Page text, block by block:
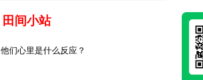
间小站
们心里是什么反应？